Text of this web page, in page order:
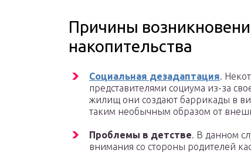
Причины
накопительства
Социальная дезадаптация.
представителями социума из-за
жилищ они создают баррикады в
таким необычным образом от
Проблемы в детстве. В данном
внимания со стороны родителей